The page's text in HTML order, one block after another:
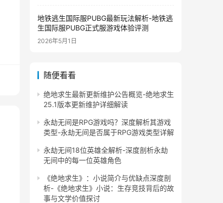
地铁逃生国际服PUBG最新玩法解析-地铁逃
生国际服PUBG正式服游戏体验评测
2026年5月1日
随便看看
绝地求生最新更新维护公告概览-绝地求生
25.1版本更新维护详细解读
永劫无间是RPG游戏吗？深度解析其游戏
类型-永劫无间是否属于RPG游戏类型详解
永劫无间18位英雄全解析-深度剖析永劫
无间中的每一位英雄角色
《绝地求生》：小说简介与优缺点深度剖
析-《绝地求生》小说：生存竞技背后的故
事与文学价值探讨